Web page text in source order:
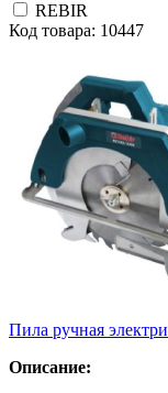
REBIR
Код товара: 10447
Пила ручная
Описание: